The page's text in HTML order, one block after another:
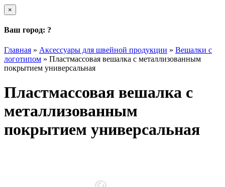
×
Ваш город: ?
Главная » Аксессуары для швейной продукции » Вешалки с
логотипом » Пластмассовая вешалка с металлизованным
покрытием универсальная
Пластмассовая вешалка с
металлизованным
покрытием универсальная